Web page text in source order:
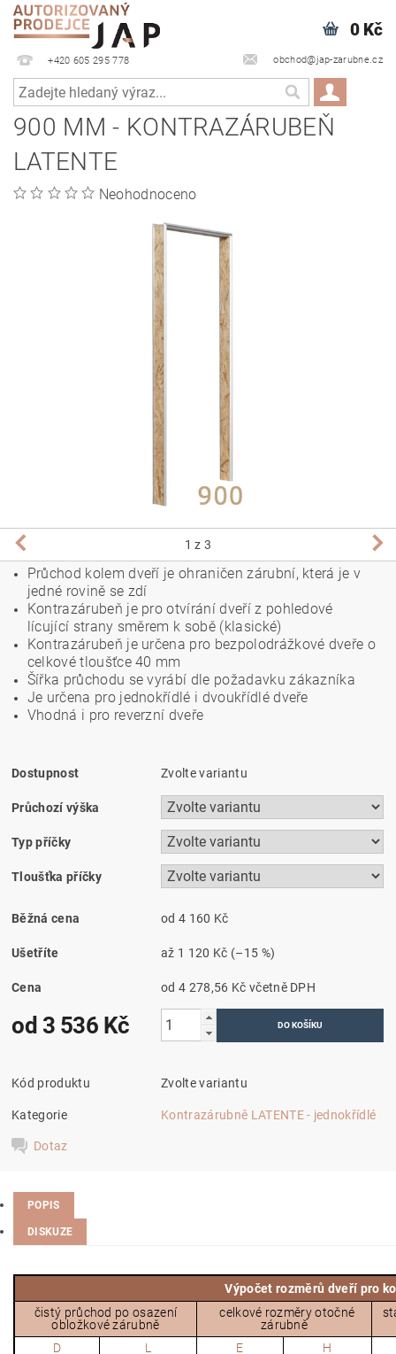
+420 605 295 778 obchod@jap-zarubne.cz
0 Kč
900 MM - KONTRAZÁRUBEŇ
LATENTE
Neohodnoceno
1 z 3
Průchod kolem dveří je ohraničen zárubní, která je v
jedné rovině se zdí
Kontrazárubeň je pro otvírání dveří z pohledové
lícující strany směrem k sobě (klasické)
Kontrazárubeň je určena pro bezpolodrážkové dveře o
celkové tloušťce 40 mm
Šířka průchodu se vyrábí dle požadavku zákazníka
Je určena pro jednokřídlé i dvoukřídlé dveře
Vhodná i pro reverzní dveře
Dostupnost Zvolte variantu
Průchozí výška
Typ příčky
Tloušťka příčky
Běžná cena od 4 160 Kč
Ušetříte až 1 120 Kč (–15 %)
Cena od 4 278,56 Kč včetně DPH
od 3 536 Kč
Kód produktu Zvolte variantu
Kategorie Kontrazárubně LATENTE - jednokřídlé
Dotaz
POPIS
DISKUZE
Výpočet rozměrů dveří pro
čistý průchod po osazení
obložkové zárubně
celkové rozměry otočné
zárubně
D L E
H